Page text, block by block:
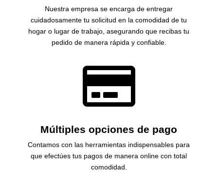
Nuestra empresa se encarga de entregar
cuidadosamente tu solicitud en la comodidad de tu
hogar o lugar de trabajo, asegurando que recibas tu
pedido de manera rápida y confiable.

Múltiples opciones de pago
Contamos con las herramientas indispensables para
que efectúes tus pagos de manera online con total
comodidad.